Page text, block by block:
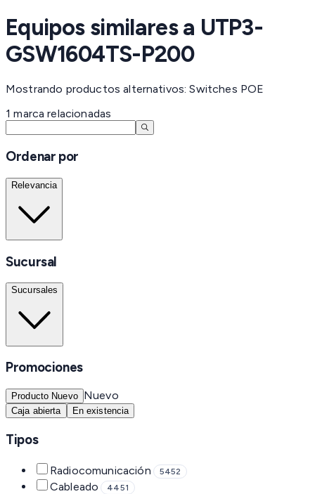
Equipos similares a UTP3-
GSW1604TS-P200
Mostrando productos alternativos: Switches POE
1 marca relacionadas
Ordenar por
Relevancia
Sucursal
Sucursales
Promociones
Producto Nuevo Nuevo
Caja abierta En existencia
Tipos
Radiocomunicación 5452
Cableado 4451